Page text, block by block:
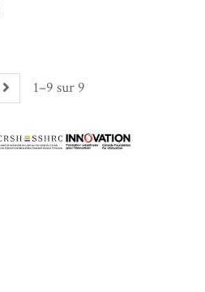
1–9 sur 9